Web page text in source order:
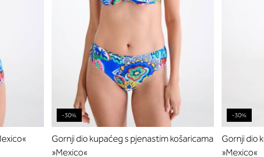
-30%
Gornji dio kupaćeg s pjenastim košaricama
»Mexico«
-30%
Gornji dio
»Mexico«